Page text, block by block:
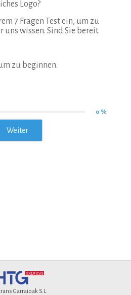
Logo?
7 Fragen Test ein, um zu
uns wissen. Sind Sie bereit
zu beginnen.
0 %
Weiter
Garraioak S.L.